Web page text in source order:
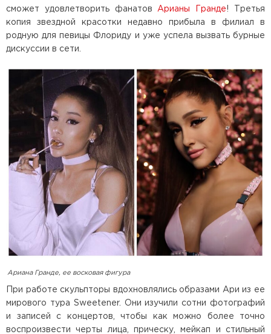
сможет удовлетворить фанатов Арианы Гранде! Третья
копия звездной красотки недавно прибыла в филиал в
родную для певицы Флориду и уже успела вызвать бурные
дискуссии в сети.
Ариана Гранде, ее восковая фигура
При работе скульпторы вдохновлялись образами Ари из ее
мирового тура Sweetener. Они изучили сотни фотографий
и записей с концертов, чтобы как можно более точно
воспроизвести черты лица, прическу, мейкап и стильный